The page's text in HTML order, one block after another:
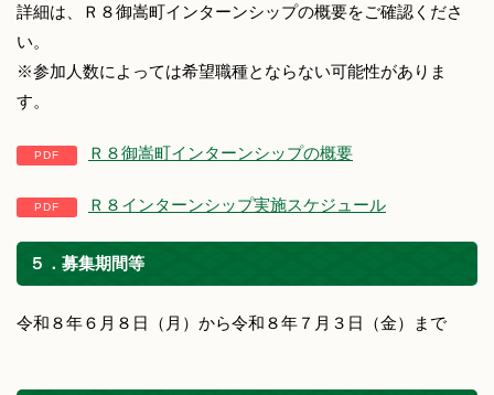
詳細は、Ｒ８御嵩町インターンシップの概要をご確認くださ
い。
※参加人数によっては希望職種とならない可能性がありま
す。
Ｒ８御嵩町インターンシップの概要
Ｒ８インターンシップ実施スケジュール
５．募集期間等
令和８年６月８日（月）から令和８年７月３日（金）まで